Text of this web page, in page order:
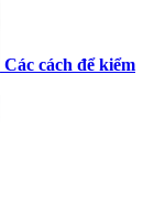
Các cách để kiểm